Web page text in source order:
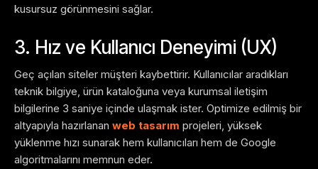
kusursuz görünmesini sağlar.
3. Hız ve Kullanıcı Deneyimi (UX)
Geç açılan siteler müşteri kaybettirir. Kullanıcılar aradıkları
teknik bilgiye, ürün kataloğuna veya kurumsal iletişim
bilgilerine 3 saniye içinde ulaşmak ister. Optimize edilmiş bir
altyapıyla hazırlanan web tasarım projeleri, yüksek
yüklenme hızı sunarak hem kullanıcıları hem de Google
algoritmalarını memnun eder.